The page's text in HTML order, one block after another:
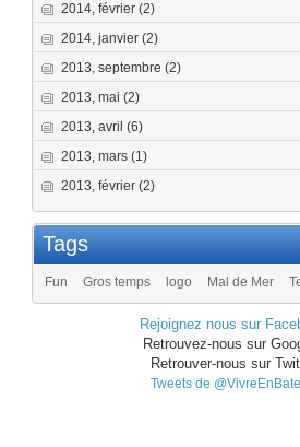
2014, février (2)
2014, janvier (2)
2013, septembre (2)
2013, mai (2)
2013, avril (6)
2013, mars (1)
2013, février (2)
Tags
Fun Gros temps logo Mal de Mer
Rejoignez nous sur
Retrouvez-nous sur
Retrouver-nous sur
Tweets de